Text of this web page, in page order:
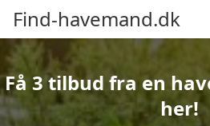
Find-havemand.dk
Få 3 tilbud fra en
her!